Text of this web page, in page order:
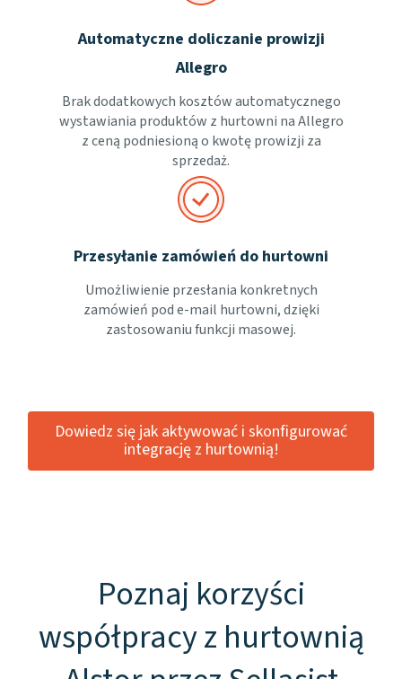
Automatyczne doliczanie prowizji
Allegro
Brak dodatkowych kosztów automatycznego
wystawiania produktów z hurtowni na Allegro
z ceną podniesioną o kwotę prowizji za
sprzedaż.
Przesyłanie zamówień do hurtowni
Umożliwienie przesłania konkretnych
zamówień pod e-mail hurtowni, dzięki
zastosowaniu funkcji masowej.
Dowiedz się jak aktywować i skonfigurować
integrację z hurtownią!
Poznaj korzyści
współpracy z hurtownią